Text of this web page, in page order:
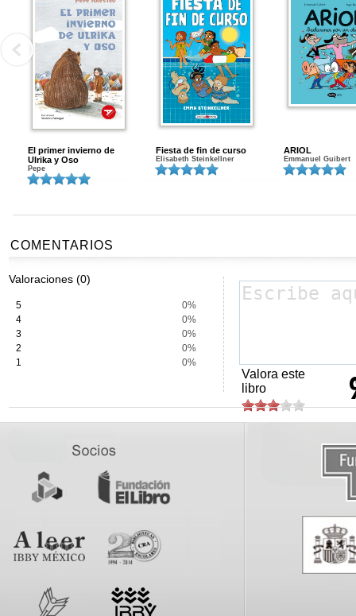
El primer invierno de
Ulrika y Oso
Pepe
Fiesta de fin de curso
Elisabeth Steinkellner
ARIOL
Emmanuel Guibert
COMENTARIOS
Valoraciones (0)
5
0%
4
0%
3
0%
2
0%
1
0%
Valora este
libro